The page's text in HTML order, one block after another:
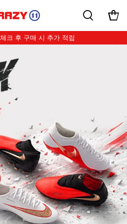
체크 후 구매 시 추가 적립